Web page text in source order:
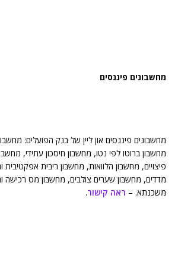
מחשבונים פיננסים
מחשבונים פיננסים און ליין של בנק הפועלים:
מחשבון ברוטו לפי נטו, מחשבון חיסכון עתידי,
פיצויים, מחשבון הלוואות, מחשבון ריבית
מדדים, מחשבון שערים צולבים, מחשבון מס רכישה
משכנתא. – ראה קישור.